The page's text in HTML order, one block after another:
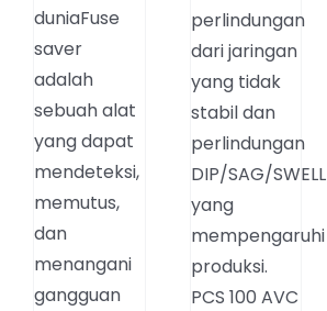
duniaFuse
saver
adalah
sebuah alat
yang dapat
mendeteksi,
memutus,
dan
menangani
gangguan
perlindungan
dari jaringan
yang tidak
stabil dan
perlindungan
DIP/SAG/SWELL
yang
mempengaruhi
produksi.
PCS 100 AVC